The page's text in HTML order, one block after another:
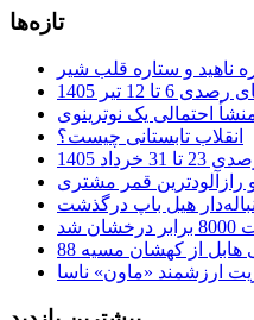
تازه‌ها
ناهید و ستاره قلب شیر
6 تا 12 تیر 1405
احتمالی یک نوترینوی
انقلاب تابستانی چیست؟
1405
رازآلودترین قمر مشتری
هیل باپ درگذشت
از کهشان مسیه 88
ارزشمند «ماون» ناسا